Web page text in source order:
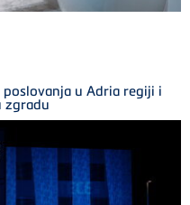
u Adria regiji i
zgradu